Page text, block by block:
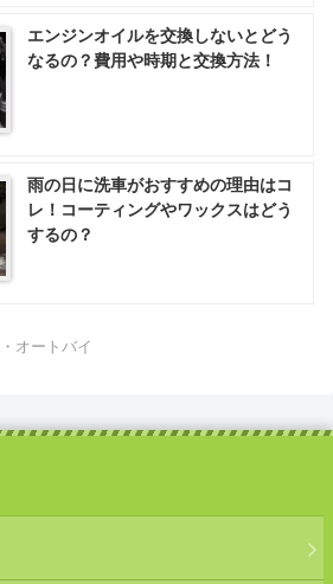
エンジンオイルを交換しないとどう
なるの？費用や時期と交換方法！
雨の日に洗車がおすすめの理由はコ
レ！コーティングやワックスはどう
するの？
オートバイ